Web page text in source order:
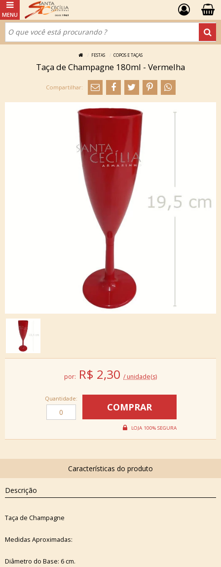
FESTAS COPOS E TAÇAS
Taça de Champagne 180ml - Vermelha
por: R$ 2,30 / unidade(s)
Quantidade:
Descrição
Taça de Champagne
Medidas Aproximadas:
Diâmetro do Base: 6 cm.